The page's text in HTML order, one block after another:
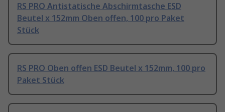
RS PRO Antistatische Abschirmtasche ESD
Beutel x 152mm Oben offen, 100 pro Paket
Stück
RS PRO Oben offen ESD Beutel x 152mm, 100 pro
Paket Stück